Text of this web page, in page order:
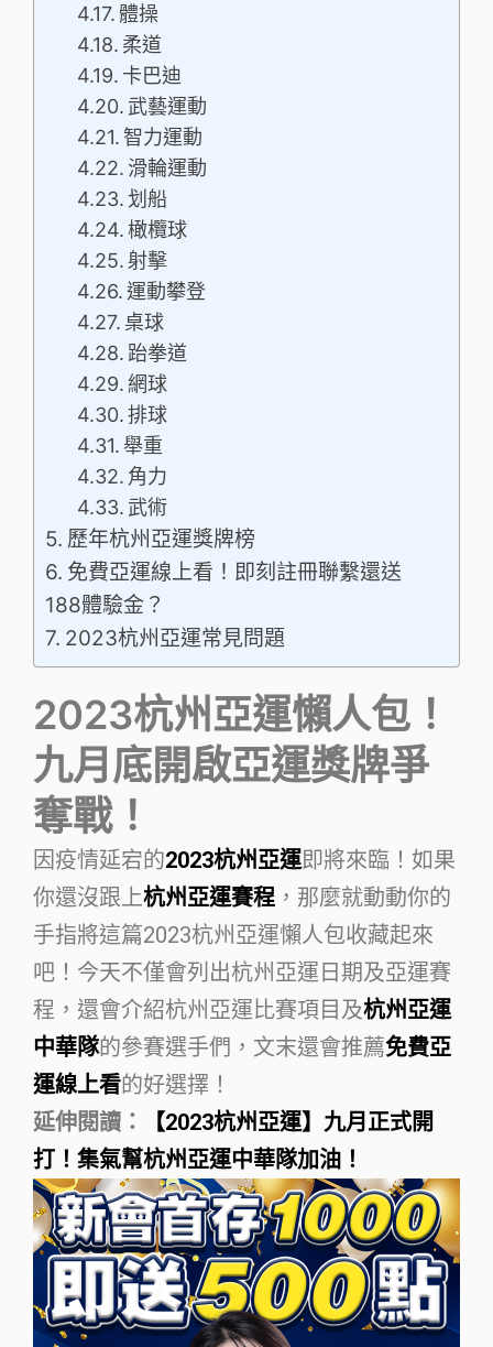
體操
柔道
卡巴迪
武藝運動
智力運動
滑輪運動
划船
橄欖球
射擊
運動攀登
桌球
跆拳道
網球
排球
舉重
角力
武術
歷年杭州亞運獎牌榜
免費亞運線上看！即刻註冊聯繫還送
188體驗金？
2023杭州亞運常見問題
2023杭州亞運懶人包！
九月底開啟亞運獎牌爭
奪戰！
因疫情延宕的2023杭州亞運即將來臨！如果
你還沒跟上杭州亞運賽程 ，那麼就動動你的
手指將這篇2023杭州亞運懶人包收藏起來
吧！今天不僅會列出杭州亞運日期及亞運賽
程，還會介紹杭州亞運比賽項目及杭州亞運
中華隊的參賽選手們，文末還會推薦免費亞
運線上看的好選擇！
延伸閱讀：
【2023杭州亞運】九月正式開
打！集氣幫杭州亞運中華隊加油！